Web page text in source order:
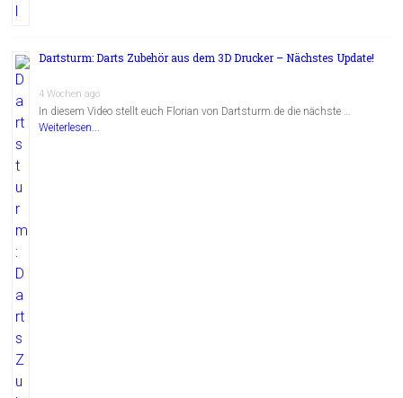
Dartsturm: Darts Zubehör aus dem 3D Drucker – Nächstes Update!
4 Wochen ago
In diesem Video stellt euch Florian von Dartsturm.de die nächste …
Weiterlesen...